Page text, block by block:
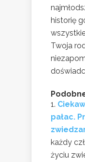
historię
Twoja
pałac.
każdy
życiu